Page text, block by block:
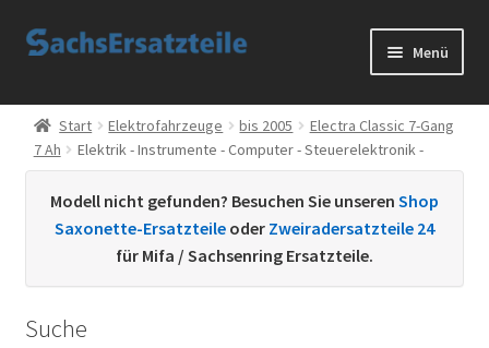
Zur
Zum
Menü
Start
AGB
Datenschutzerklärung
Kontakt
Start Elektrofahrzeuge bis 2005
Electra Classic 7-Gang
7 Ah
Elektrik - Instrumente - Computer - Steuerelektronik -
Modell nicht gefunden? Besuchen Sie unseren Shop
Saxonette-Ersatzteile oder Zweiradersatzteile 24
für Mifa / Sachsenring Ersatzteile.
Suche